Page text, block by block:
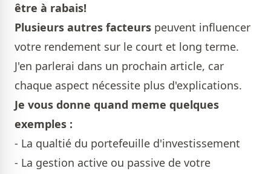
être à rabais!
Plusieurs autres facteurs peuvent influencer
votre rendement sur le court et long terme.
J'en parlerai dans un prochain article, car
chaque aspect nécessite plus d'explications.
Je vous donne quand meme quelques
exemples :
- La qualtié du portefeuille d'investissement
- La gestion active ou passive de votre